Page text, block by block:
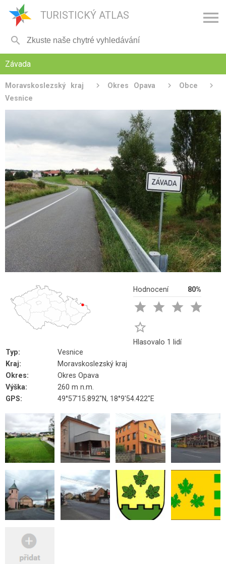
TURISTICKÝ ATLAS 

Závada
Moravskoslezský kraj Okres Opava
Obce
Vesnice
Hodnocení 80%
   

Hlasovalo 1 lidí
Typ:
Vesnice
Kraj:
Moravskoslezský kraj
Okres:
Okres Opava
Výška:
260 m n.m.
GPS:
49°57'15.892"N, 18°9'54.422"E